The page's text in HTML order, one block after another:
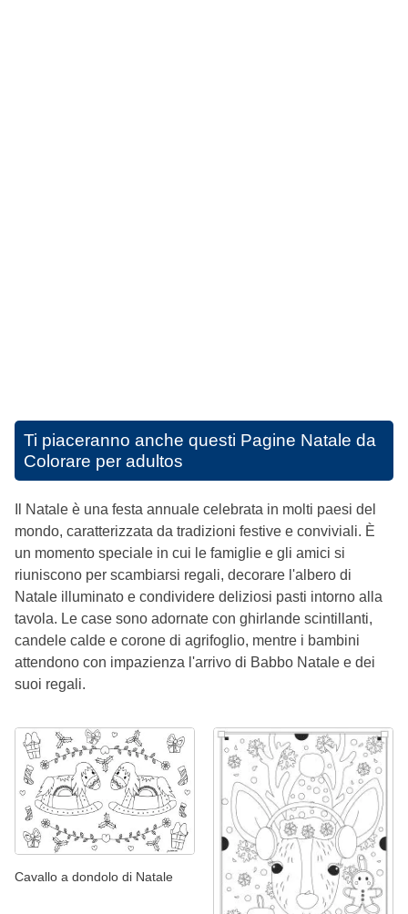
Ti piaceranno anche questi Pagine Natale da
Colorare per adultos
Il Natale è una festa annuale celebrata in molti paesi del
mondo, caratterizzata da tradizioni festive e conviviali. È
un momento speciale in cui le famiglie e gli amici si
riuniscono per scambiarsi regali, decorare l'albero di
Natale illuminato e condividere deliziosi pasti intorno alla
tavola. Le case sono adornate con ghirlande scintillanti,
candele calde e corone di agrifoglio, mentre i bambini
attendono con impazienza l'arrivo di Babbo Natale e dei
suoi regali.
Cavallo a dondolo di Natale